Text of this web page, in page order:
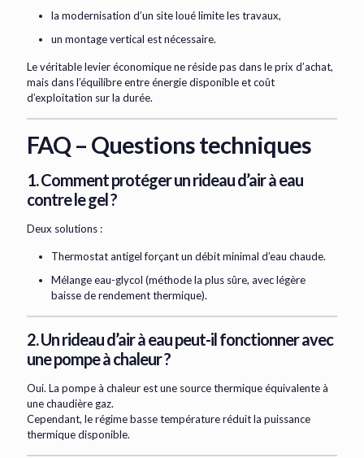
la modernisation d’un site loué limite les travaux,
un montage vertical est nécessaire.
Le véritable levier économique ne réside pas dans le prix d’achat,
mais dans l’équilibre entre énergie disponible et coût
d’exploitation sur la durée.
FAQ – Questions techniques
1. Comment protéger un rideau d’air à eau
contre le gel ?
Deux solutions :
Thermostat antigel forçant un débit minimal d’eau chaude.
Mélange eau-glycol (méthode la plus sûre, avec légère
baisse de rendement thermique).
2. Un rideau d’air à eau peut-il fonctionner avec
une pompe à chaleur ?
Oui. La pompe à chaleur est une source thermique équivalente à
une chaudière gaz.
Cependant, le régime basse température réduit la puissance
thermique disponible.